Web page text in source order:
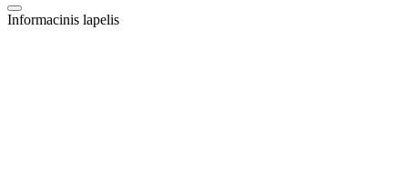
Informacinis lapelis